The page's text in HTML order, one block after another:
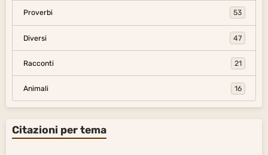
Proverbi 53
Diversi 47
Racconti 21
Animali 16
Citazioni per tema